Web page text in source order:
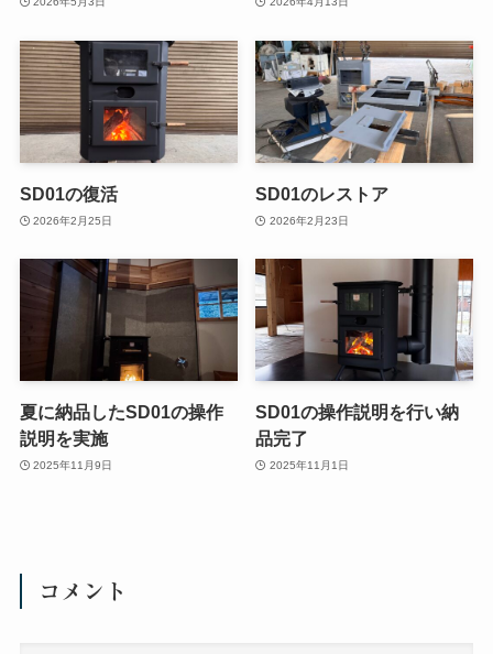
SD01の復活
2026年2月25日
SD01のレストア
2026年2月23日
夏に納品したSD01の操作
説明を実施
2025年11月9日
SD01の操作説明を行い納
品完了
2025年11月1日
コメント